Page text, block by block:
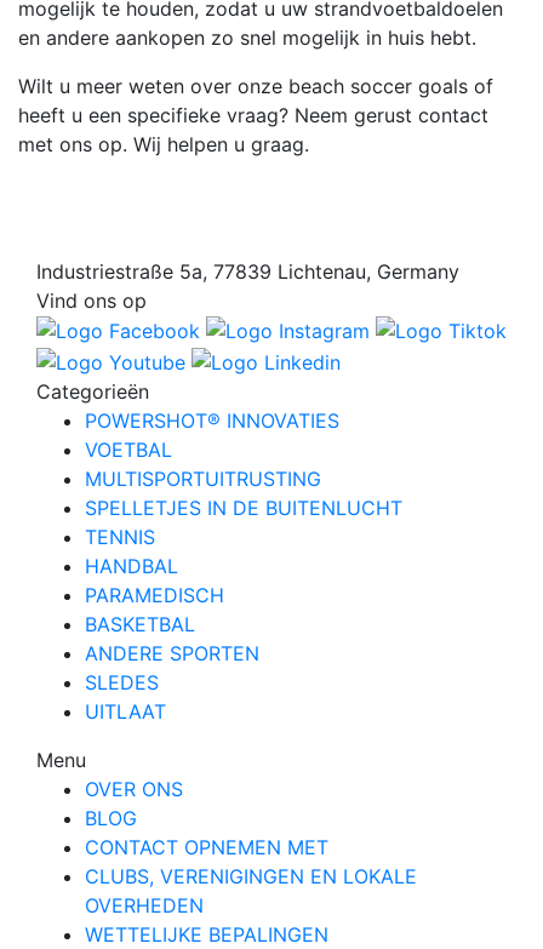
mogelijk te houden, zodat u uw strandvoetbaldoelen
en andere aankopen zo snel mogelijk in huis hebt.
Wilt u meer weten over onze beach soccer goals of
heeft u een specifieke vraag? Neem gerust contact
met ons op. Wij helpen u graag.
Industriestraße 5a, 77839 Lichtenau, Germany
Vind ons op
Categorieën
POWERSHOT® INNOVATIES
VOETBAL
MULTISPORTUITRUSTING
SPELLETJES IN DE BUITENLUCHT
TENNIS
HANDBAL
PARAMEDISCH
BASKETBAL
ANDERE SPORTEN
SLEDES
UITLAAT
Menu
OVER ONS
BLOG
CONTACT OPNEMEN MET
CLUBS, VERENIGINGEN EN LOKALE
OVERHEDEN
WETTELIJKE BEPALINGEN